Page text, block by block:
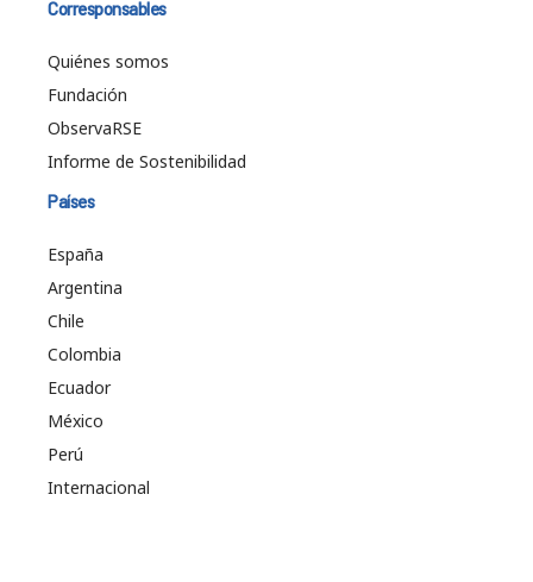
Corresponsables
Quiénes somos
Fundación
ObservaRSE
Informe de Sostenibilidad
Países
España
Argentina
Chile
Colombia
Ecuador
México
Perú
Internacional